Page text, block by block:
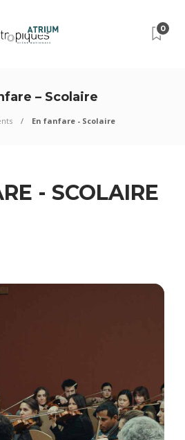
0
– Scolaire
En fanfare - Scolaire
- SCOLAIRE